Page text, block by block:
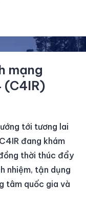
mạng
(C4IR)
tới tương lai
đang khám
thời thúc đẩy
nhiệm, tận dụng
tâm quốc gia và